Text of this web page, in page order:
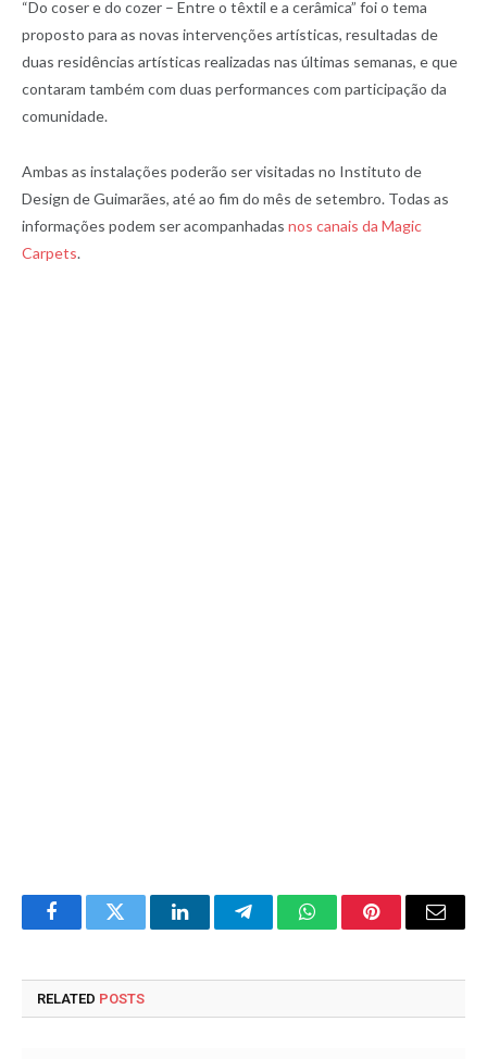
“Do coser e do cozer – Entre o têxtil e a cerâmica” foi o tema
proposto para as novas intervenções artísticas, resultadas de
duas residências artísticas realizadas nas últimas semanas, e que
contaram também com duas performances com participação da
comunidade.
Ambas as instalações poderão ser visitadas no Instituto de
Design de Guimarães, até ao fim do mês de setembro. Todas as
informações podem ser acompanhadas nos canais da Magic
Carpets.
FacebookTwitter LinkedInTelegramWhatsAppPinterestEmail
RELATED POSTS